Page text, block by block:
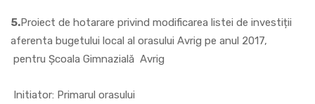
5.Proiect de hotarare privind modificarea listei de investiții
aferenta bugetului local al orasului Avrig pe anul 2017,
pentru Școala Gimnazială Avrig
Initiator: Primarul orasului